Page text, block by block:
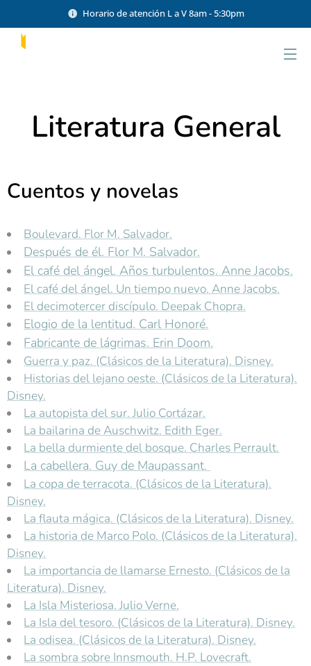
Horario de atención L a V 8am - 5:30pm
Literatura General
Cuentos y novelas
Boulevard. Flor M. Salvador.
Después de él. Flor M. Salvador.
El café del ángel. Años turbulentos. Anne Jacobs.
El café del ángel. Un tiempo nuevo. Anne Jacobs.
El decimotercer discípulo. Deepak Chopra.
Elogio de la lentitud. Carl Honoré.
Fabricante de lágrimas. Erin Doom.
Guerra y paz. (Clásicos de la Literatura). Disney.
Historias del lejano oeste. (Clásicos de la Literatura).
Disney.
La autopista del sur. Julio Cortázar.
La bailarina de Auschwitz. Edith Eger.
La bella durmiente del bosque. Charles Perrault.
La cabellera. Guy de Maupassant.
La copa de terracota. (Clásicos de la Literatura).
Disney.
La flauta mágica. (Clásicos de la Literatura). Disney.
La historia de Marco Polo. (Clásicos de la Literatura).
Disney.
La importancia de llamarse Ernesto. (Clásicos de la
Literatura). Disney.
La Isla Misteriosa. Julio Verne.
La Isla del tesoro. (Clásicos de la Literatura). Disney.
La odisea. (Clásicos de la Literatura). Disney.
La sombra sobre Innsmouth. H.P. Lovecraft.